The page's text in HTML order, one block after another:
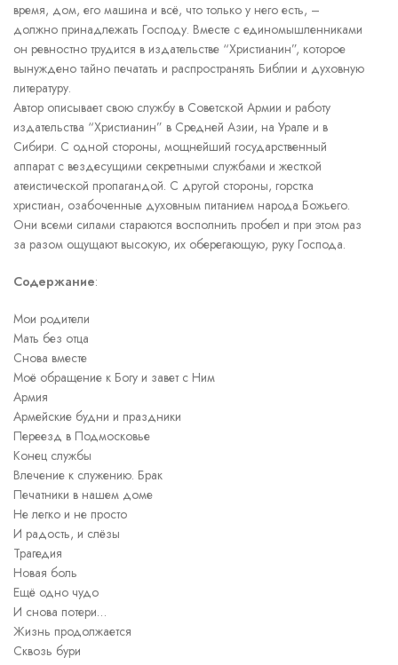
время, дом, его машина и всё, что только у него есть, –
должно принадлежать Господу. Вместе с единомышленниками
он ревностно трудится в издательстве “Христианин”, которое
вынуждено тайно печатать и распространять Библии и духовную
литературу.
Автор описывает свою службу в Советской Армии и работу
издательства “Христианин” в Средней Азии, на Урале и в
Сибири. С одной стороны, мощнейший государственный
аппарат с вездесущими секретными службами и жесткой
атеистической пропагандой. С другой стороны, горстка
христиан, озабоченные духовным питанием народа Божьего.
Они всеми силами стараются восполнить пробел и при этом раз
за разом ощущают высокую, их оберегающую, руку Господа.
Содержание:
Мои родители
Мать без отца
Снова вместе
Моё обращение к Богу и завет с Ним
Армия
Армейские будни и праздники
Переезд в Подмосковье
Конец службы
Влечение к служению. Брак
Печатники в нашем доме
Не легко и не просто
И радость, и слёзы
Трагедия
Новая боль
Ещё одно чудо
И снова потери…
Жизнь продолжается
Сквозь бури